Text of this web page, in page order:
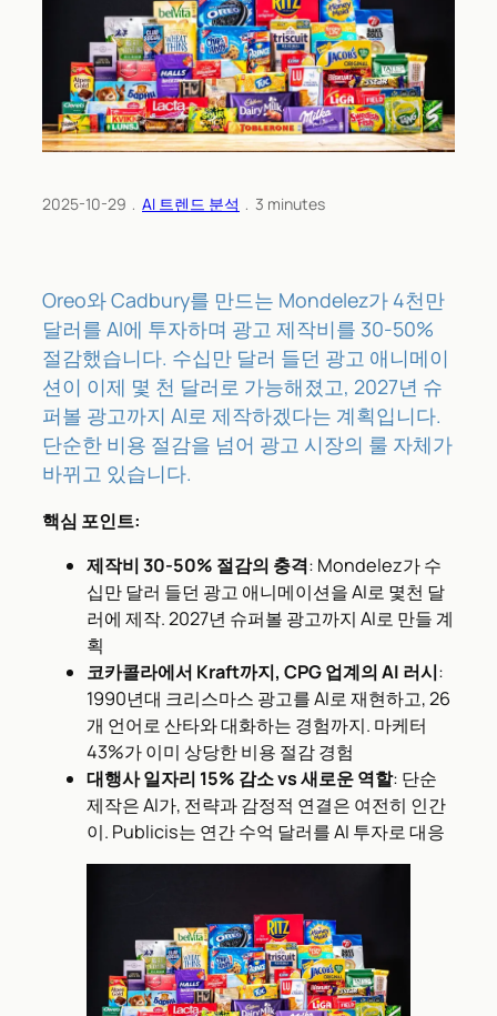
2025-10-29 ﹒ AI 트렌드 분석 ﹒ 3 minutes
Oreo와 Cadbury를 만드는 Mondelez가 4천만
달러를 AI에 투자하며 광고 제작비를 30-50%
절감했습니다. 수십만 달러 들던 광고 애니메이
션이 이제 몇 천 달러로 가능해졌고, 2027년 슈
퍼볼 광고까지 AI로 제작하겠다는 계획입니다.
단순한 비용 절감을 넘어 광고 시장의 룰 자체가
바뀌고 있습니다.
핵심 포인트:
제작비 30-50% 절감의 충격: Mondelez가 수
십만 달러 들던 광고 애니메이션을 AI로 몇천 달
러에 제작. 2027년 슈퍼볼 광고까지 AI로 만들 계
획
코카콜라에서 Kraft까지, CPG 업계의 AI 러시:
1990년대 크리스마스 광고를 AI로 재현하고, 26
개 언어로 산타와 대화하는 경험까지. 마케터
43%가 이미 상당한 비용 절감 경험
대행사 일자리 15% 감소 vs 새로운 역할: 단순
제작은 AI가, 전략과 감정적 연결은 여전히 인간
이. Publicis는 연간 수억 달러를 AI 투자로 대응